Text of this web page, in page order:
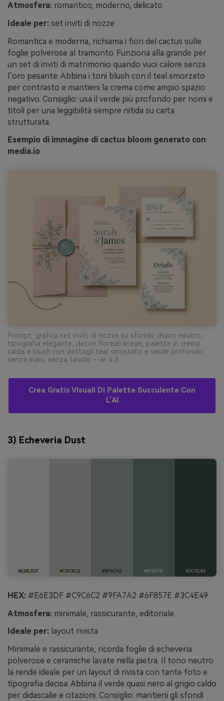
Atmosfera: romantico, moderno, delicato
Ideale per: set inviti di nozze
Romantica e moderna, richiama i fiori del cactus sulle
foglie polverose al tramonto. Funziona alla grande per
un set di inviti di matrimonio quando vuoi calore senza
l’oro pesante. Abbina i toni blush con il teal smorzato
per contrasto e mantieni la crema come ampio spazio
negativo. Consiglio: usa il verde più profondo per nomi e
titoli per una leggibilità sempre nitida su carta
strutturata.
Esempio di immagine di cactus bloom generato con
media.io
Prompt: grafica set inviti di nozze su sfondo chiaro neutro,
tipografia elegante, decori floreali lineari, palette in crema
calda e blush con dettagli teal smorzato e verde profondo,
senza mani, senza tavolo --ar 4:3
Crea Gratis Visuali Di Palette Succulente Con
L’AI
3) Echeveria Dust
HEX: #E6E3DF #C9C6C2 #9FA7A2 #6F857E #3C4E49
Atmosfera: minimale, rassicurante, editoriale
Ideale per: layout rivista
Minimale e rassicurante, ricorda foglie di echeveria
polverose e ceramiche lavate nella pietra. Il tono neutro
la rende ideale per un layout di rivista con tante foto e
tipografia decisa. Abbina il verde quasi nero al grigio caldo
per didascalie e citazioni. Consiglio: mantieni gli sfondi